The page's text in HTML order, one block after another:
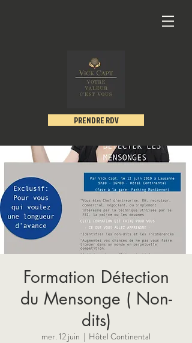
PRENDRE RDV
Formation Détection
du Mensonge ( Non-
dits)
mer. 12 juin
  |
Hôtel Continental